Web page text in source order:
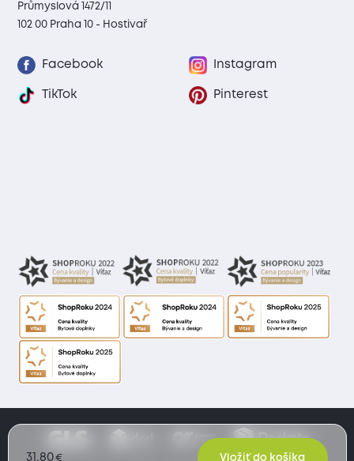
31,80€ Vložiť do košíka
Průmyslová 1472/11
102 00 Praha 10 - Hostivař
Facebook Instagram
TikTok Pinterest